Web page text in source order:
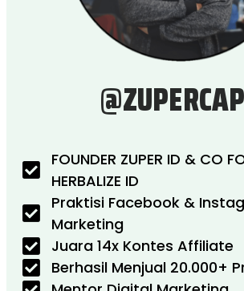
FOUNDER ZUPER ID & CO
HERBALIZE ID
Praktisi Facebook &
Marketing
Juara 14x Kontes Affiliate
Berhasil Menjual 20.000+